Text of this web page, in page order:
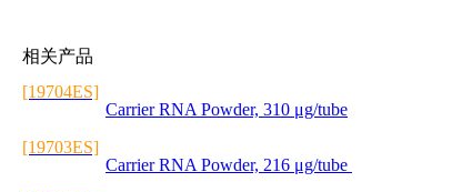
相关产品
[19704ES]
Carrier RNA Powder, 310 μg/tube
[19703ES]
Carrier RNA Powder, 216 μg/tube